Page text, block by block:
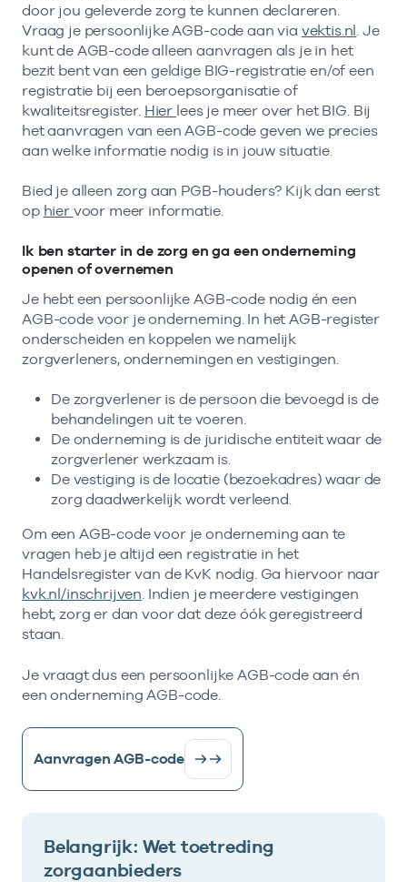
door jou geleverde zorg te kunnen declareren.
Vraag je persoonlijke AGB-code aan via vektis.nl. Je
kunt de AGB-code alleen aanvragen als je in het
bezit bent van een geldige BIG-registratie en/of een
registratie bij een beroepsorganisatie of
kwaliteitsregister. Hier lees je meer over het BIG. Bij
het aanvragen van een AGB-code geven we precies
aan welke informatie nodig is in jouw situatie.
Bied je alleen zorg aan PGB-houders? Kijk dan eerst
op hier voor meer informatie.
Ik ben starter in de zorg en ga een onderneming
openen of overnemen
Je hebt een persoonlijke AGB-code nodig én een
AGB-code voor je onderneming. In het AGB-register
onderscheiden en koppelen we namelijk
zorgverleners, ondernemingen en vestigingen.
De zorgverlener is de persoon die bevoegd is de
behandelingen uit te voeren.
De onderneming is de juridische entiteit waar de
zorgverlener werkzaam is.
De vestiging is de locatie (bezoekadres) waar de
zorg daadwerkelijk wordt verleend.
Om een AGB-code voor je onderneming aan te
vragen heb je altijd een registratie in het
Handelsregister van de KvK nodig. Ga hiervoor naar
kvk.nl/inschrijven. Indien je meerdere vestigingen
hebt, zorg er dan voor dat deze óók geregistreerd
staan.
Je vraagt dus een persoonlijke AGB-code aan én
een onderneming AGB-code.
Aanvragen AGB-code
Belangrijk: Wet toetreding
zorgaanbieders